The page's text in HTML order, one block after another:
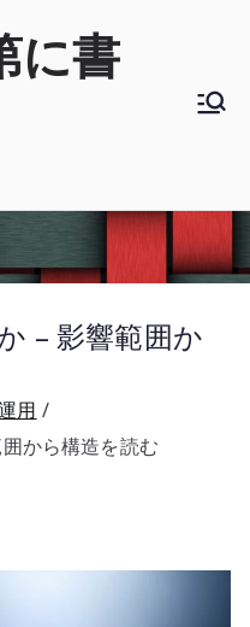
に書
– 影響範囲か
用
から構造を読む